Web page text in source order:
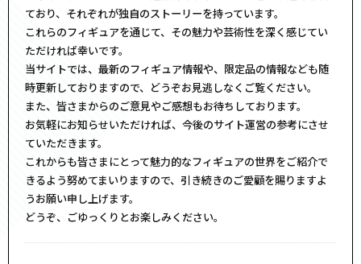
ており、それぞれが独自のストーリーを持っています。
これらのフィギュアを通じて、その魅力や芸術性を深く感じてい
ただければ幸いです。
当サイトでは、最新のフィギュア情報や、限定品の情報なども随
時更新しておりますので、どうぞお見逃しなくご覧ください。
また、皆さまからのご意見やご感想もお待ちしております。
お気軽にお知らせいただければ、今後のサイト運営の参考にさせ
ていただきます。
これからも皆さまにとって魅力的なフィギュアの世界をご紹介で
きるよう努めてまいりますので、引き続きのご愛顧を賜りますよ
うお願い申し上げます。
どうぞ、ごゆっくりとお楽しみください。